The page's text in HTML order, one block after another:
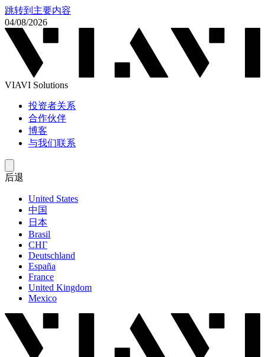
跳转到主要内容
04/08/2026
VIAVI Solutions
投资者关系
合作伙伴
博客
与我们联系
后退
United States
中国
日本
Brasil
СНГ
Deutschland
España
France
United Kingdom
Mexico